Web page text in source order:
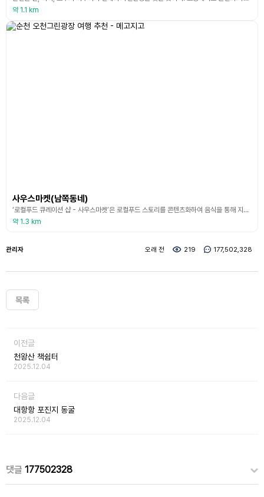
약 1.1 km
사우스마켓(남쪽동네)
‘로컬푸드 큐레이션 샵 - 사우스마켓’은 로컬푸드 스토리를 콘텐츠화하여 음식을 통해 지역문화를 경험할 수 있도록 하며, 로컬을 여행 온 여행객들을 대상으로 소중한 사람들에게 선물하고 싶은 로컬푸드 기념품을 제조, 판매하는 브랜드이다. 판로를 찾기 힘든 지역주민들에게는 안테나샵이 되어 주고 매장을 찾는 고객들에게는 한 곳에서 다양한 로컬상품을 보고, 선택할 수 있는 편의를 제공한다. 사우스마켓은 순천을 방문하는 여행객들에게 양질의 상품을 제공함으로써 순
약 1.3 km
관리자 오래 전 219 177,502,328
목록
이전글
천왕산 책쉼터
2025.12.04
다음글
대항항 포진지 동굴
2025.12.04
댓글 177502328